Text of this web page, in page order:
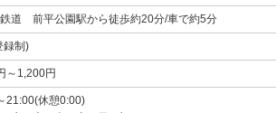
道 前平公園駅から徒歩約20分/車で約5分
録制)
～1,200円
21:00(休憩0:00)